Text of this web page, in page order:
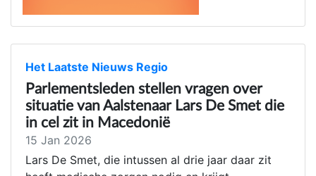
Het Laatste Nieuws Regio
Parlementsleden stellen vragen over
situatie van Aalstenaar Lars De Smet die
in cel zit in Macedonië
15 Jan 2026
Lars De Smet, die intussen al drie jaar daar zit